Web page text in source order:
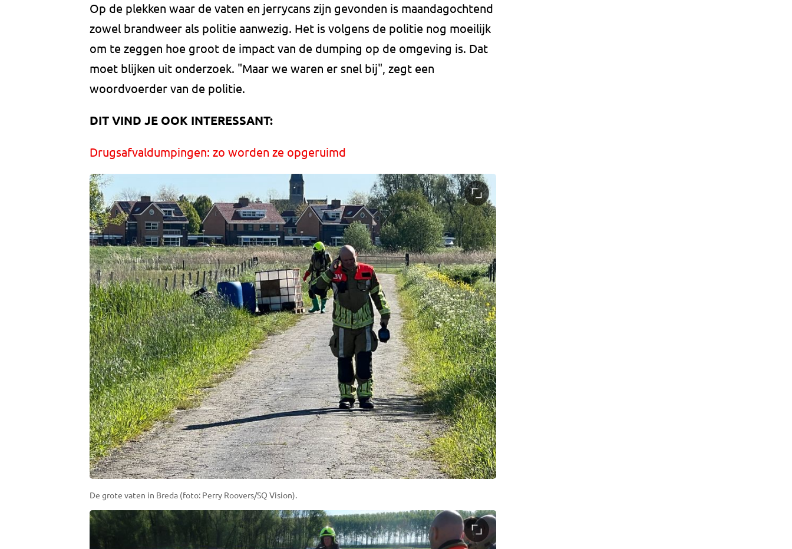
Op de plekken waar de vaten en jerrycans zijn gevonden is maandagochtend
zowel brandweer als politie aanwezig. Het is volgens de politie nog moeilijk
om te zeggen hoe groot de impact van de dumping op de omgeving is. Dat
moet blijken uit onderzoek. "Maar we waren er snel bij", zegt een
woordvoerder van de politie.
DIT VIND JE OOK INTERESSANT:
Drugsafvaldumpingen: zo worden ze opgeruimd
De grote vaten in Breda (foto: Perry Roovers/SQ Vision).